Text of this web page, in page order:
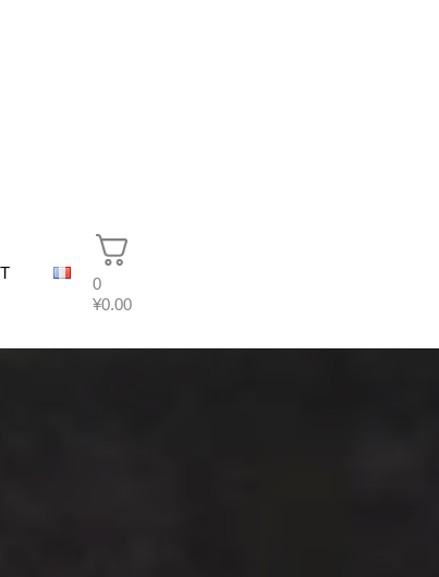
0
¥0.00